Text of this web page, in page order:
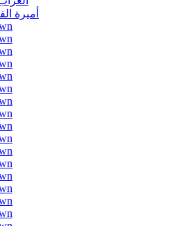
أميرة